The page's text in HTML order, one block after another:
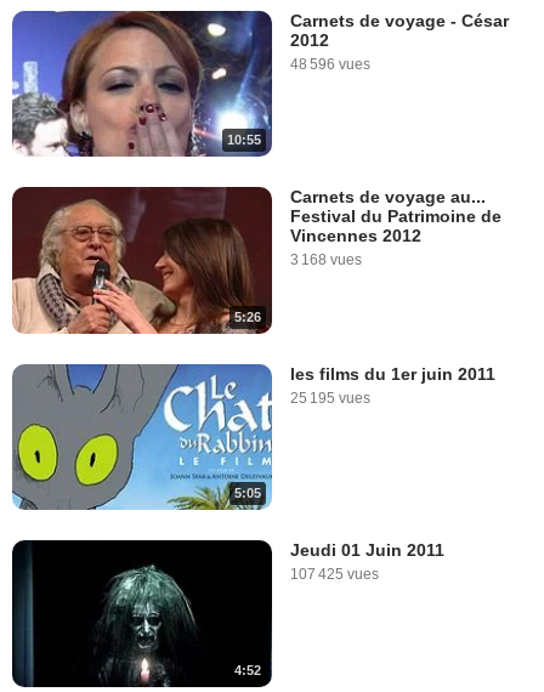
10:55
Carnets de voyage - César
2012
48 596 vues
5:26
Carnets de voyage au...
Festival du Patrimoine de
Vincennes 2012
3 168 vues
5:05
les films du 1er juin 2011
25 195 vues
4:52
Jeudi 01 Juin 2011
107 425 vues